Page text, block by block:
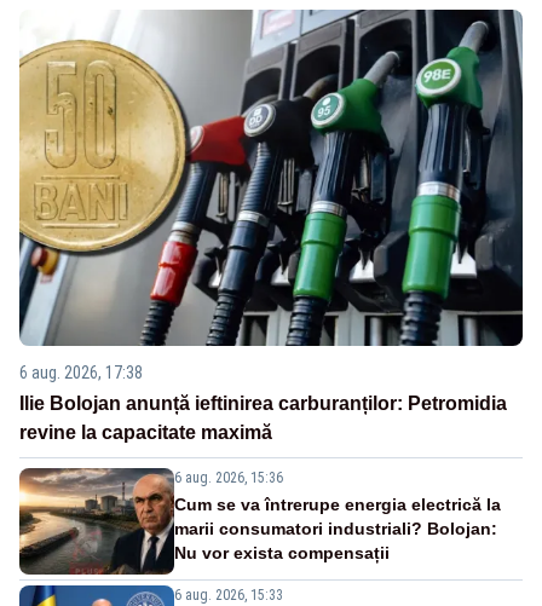
6 aug. 2026, 17:38
Ilie Bolojan anunță ieftinirea carburanților: Petromidia
revine la capacitate maximă
6 aug. 2026, 15:36
Cum se va întrerupe energia electrică la
marii consumatori industriali? Bolojan:
Nu vor exista compensații
6 aug. 2026, 15:33